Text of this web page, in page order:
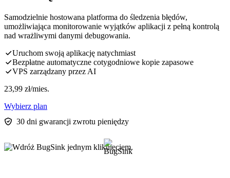
Samodzielnie hostowana platforma do śledzenia błędów,
umożliwiająca monitorowanie wyjątków aplikacji z pełną kontrolą
nad wrażliwymi danymi debugowania.
Uruchom swoją aplikację natychmiast
Bezpłatne automatyczne cotygodniowe kopie zapasowe
VPS zarządzany przez AI
23,99 zł/mies.
Wybierz plan
30 dni gwarancji zwrotu pieniędzy